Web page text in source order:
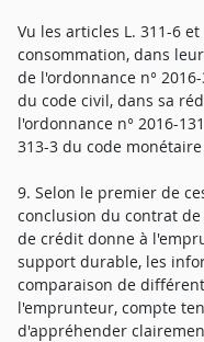
Vu les articles L. 311-6
consommation, dans
de l'ordonnance n°
du code civil, dans sa
l'ordonnance n° 2016-
313-3 du code
9. Selon le premier de
conclusion du contrat
de crédit donne à
support durable, les
comparaison de
l'emprunteur, compte
d'appréhender